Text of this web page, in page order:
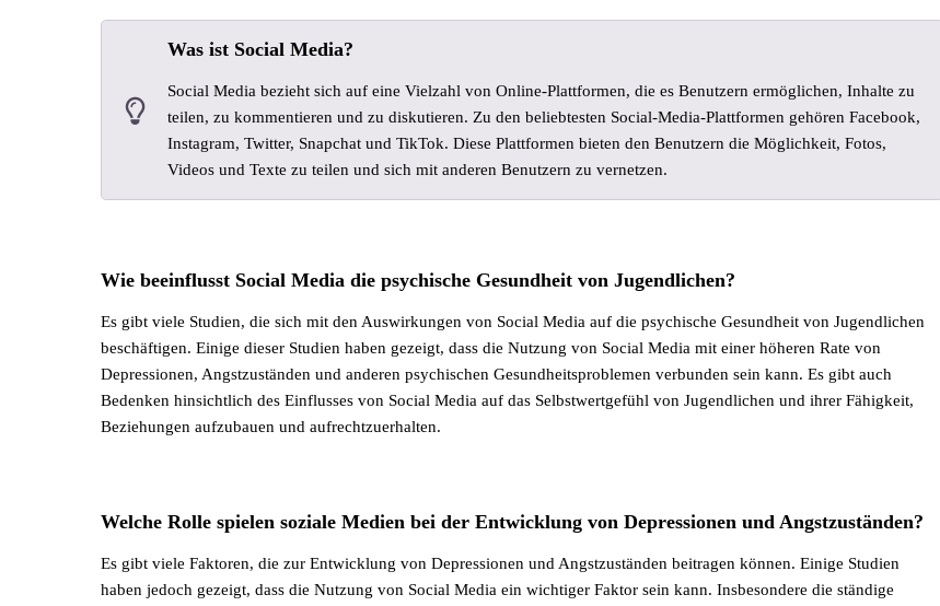
Was ist Social Media?
Social Media bezieht sich auf eine Vielzahl von Online-Plattformen, die es Benutzern ermöglichen, Inhalte zu
teilen, zu kommentieren und zu diskutieren. Zu den beliebtesten Social-Media-Plattformen gehören Facebook,
Instagram, Twitter, Snapchat und TikTok. Diese Plattformen bieten den Benutzern die Möglichkeit, Fotos,
Videos und Texte zu teilen und sich mit anderen Benutzern zu vernetzen.
Wie beeinflusst Social Media die psychische Gesundheit von Jugendlichen?
Es gibt viele Studien, die sich mit den Auswirkungen von Social Media auf die psychische Gesundheit von Jugendlichen
beschäftigen. Einige dieser Studien haben gezeigt, dass die Nutzung von Social Media mit einer höheren Rate von
Depressionen, Angstzuständen und anderen psychischen Gesundheitsproblemen verbunden sein kann. Es gibt auch
Bedenken hinsichtlich des Einflusses von Social Media auf das Selbstwertgefühl von Jugendlichen und ihrer Fähigkeit,
Beziehungen aufzubauen und aufrechtzuerhalten.
Welche Rolle spielen soziale Medien bei der Entwicklung von Depressionen und Angstzuständen?
Es gibt viele Faktoren, die zur Entwicklung von Depressionen und Angstzuständen beitragen können. Einige Studien
haben jedoch gezeigt, dass die Nutzung von Social Media ein wichtiger Faktor sein kann. Insbesondere die ständige